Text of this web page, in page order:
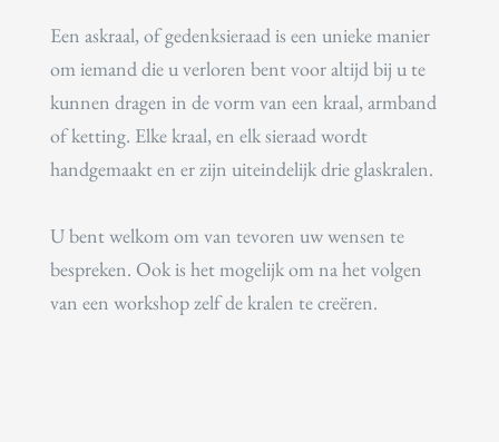
Een askraal, of gedenksieraad is een unieke manier
om iemand die u verloren bent voor altijd bij u te
kunnen dragen in de vorm van een kraal, armband
of ketting. Elke kraal, en elk sieraad wordt
handgemaakt en er zijn uiteindelijk drie glaskralen.
U bent welkom om van tevoren uw wensen te
bespreken. Ook is het mogelijk om na het volgen
van een workshop zelf de kralen te creëren.